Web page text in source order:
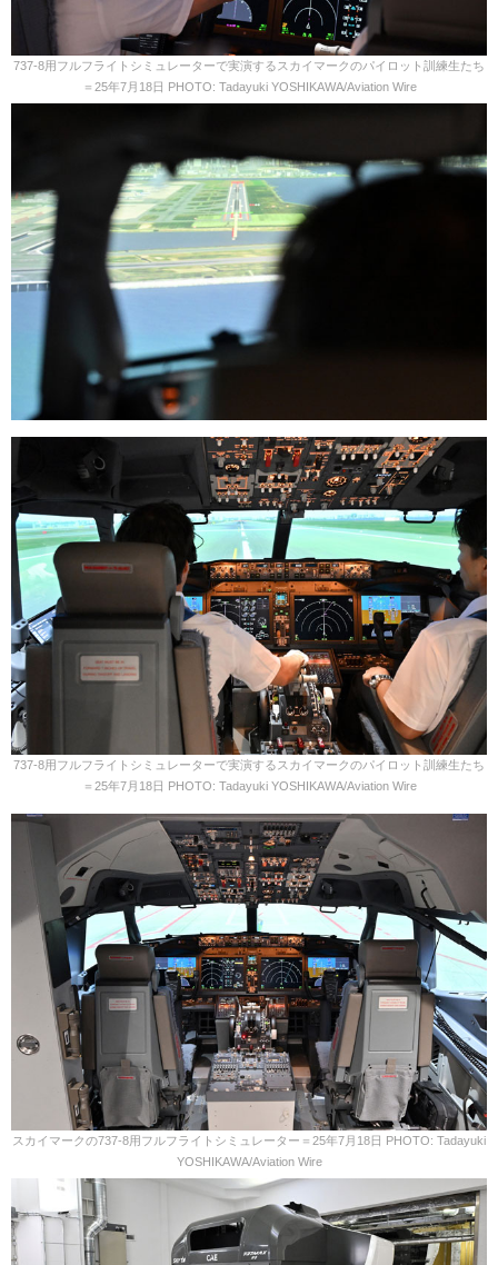
737-8用フルフライトシミュレーターで実演するスカイマークのパイロット訓練生たち
＝25年7月18日 PHOTO: Tadayuki YOSHIKAWA/Aviation Wire
737-8用フルフライトシミュレーターで実演するスカイマークのパイロット訓練生たち
＝25年7月18日 PHOTO: Tadayuki YOSHIKAWA/Aviation Wire
スカイマークの737-8用フルフライトシミュレーター＝25年7月18日 PHOTO: Tadayuki
YOSHIKAWA/Aviation Wire